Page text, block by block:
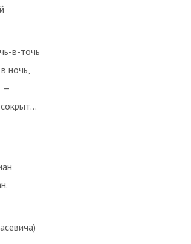
в-точь
ночь,
—